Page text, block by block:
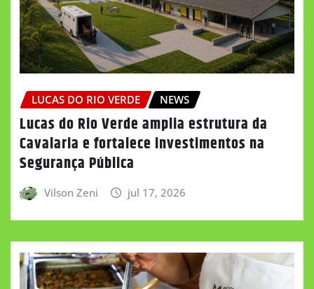
LUCAS DO RIO VERDE NEWS
Lucas do Rio Verde amplia estrutura da
Cavalaria e fortalece investimentos na
Segurança Pública
Vilson Zeni jul 17, 2026